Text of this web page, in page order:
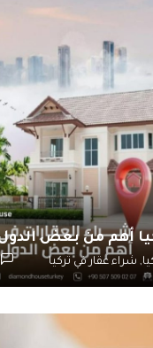
أهم من بعض الدول
شراء عقار في تركيا